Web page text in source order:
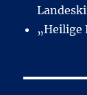
„Heilige